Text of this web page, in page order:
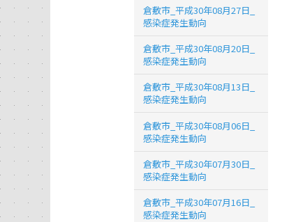
倉敷市_平成30年08月27日_
感染症発生動向
倉敷市_平成30年08月20日_
感染症発生動向
倉敷市_平成30年08月13日_
感染症発生動向
倉敷市_平成30年08月06日_
感染症発生動向
倉敷市_平成30年07月30日_
感染症発生動向
倉敷市_平成30年07月16日_
感染症発生動向